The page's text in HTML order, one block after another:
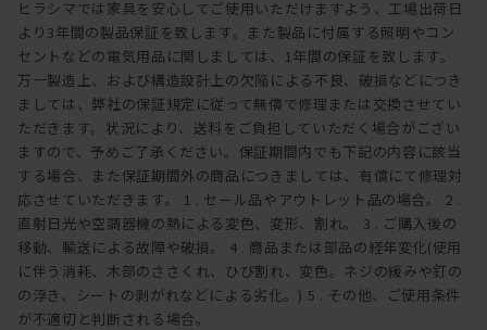
ヒラシマでは家具を安心してご使用いただけますよう、工場出荷日
より3年間の製品保証を致します。また製品に付属する照明やコン
セントなどの電気用品に関しましては、1年間の保証を致します。
万一製造上、および構造設計上の欠陥による不良、破損などにつき
ましては、弊社の保証規定に従って無償で修理または交換させてい
ただきます。状況により、送料をご負担していただく場合がござい
ますので、予めご了承ください。保証期間内でも下記の内容に該当
する場合、また保証期間外の商品につきましては、有償にて修理対
応させていただきます。 1 . セール品やアウトレット品の場合。 2 .
直射日光や空調器機の熱による変色、変形、割れ。 3 . ご購入後の
移動、輸送による故障や破損。 4 . 商品または部品の経年変化(使用
に伴う消耗、木部のささくれ、ひび割れ、変色。ネジの緩みや釘の
の浮き、シートの剥がれなどによる劣化。) 5 . その他、ご使用条件
が不適切と判断される場合。